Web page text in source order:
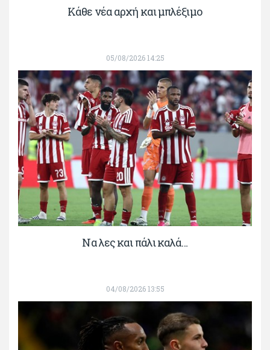
Κάθε νέα αρχή και μπλέξιμο
05/08/2026 14:25
Να λες και πάλι καλά…
04/08/2026 13:55